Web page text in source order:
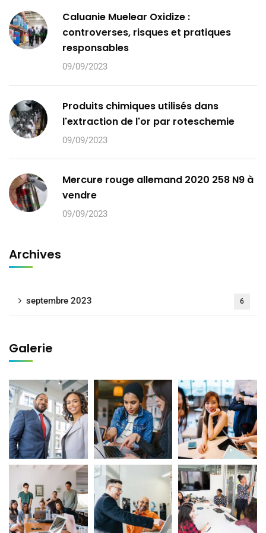
Caluanie Muelear Oxidize :
controverses, risques et pratiques
responsables
09/09/2023
Produits chimiques utilisés dans
l'extraction de l'or par roteschemie
09/09/2023
Mercure rouge allemand 2020 258 N9 à
vendre
09/09/2023
Archives
septembre 2023 6
Galerie